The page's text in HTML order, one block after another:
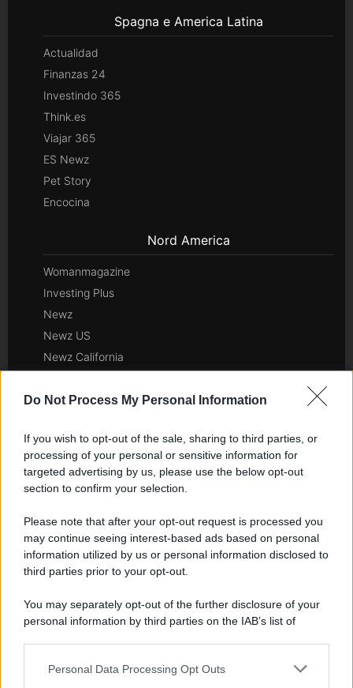
Do Not Process My Personal Information
If you wish to opt-out of the sale, sharing to third parties, or
processing of your personal or sensitive information for
targeted advertising by us, please use the below opt-out
section to confirm your selection.
Please note that after your opt-out request is processed you
may continue seeing interest-based ads based on personal
information utilized by us or personal information disclosed to
third parties prior to your opt-out.
You may separately opt-out of the further disclosure of your
personal information by third parties on the IAB’s list of
This information may also be disclosed by us to third parties
Personal Data Processing Opt Outs
Spagna e America Latina
Actualidad
Finanzas 24
Investindo 365
Think.es
Viajar 365
ES Newz
Pet Story
Encocina
Nord America
Womanmagazine
Investing Plus
Newz
Newz US
Newz California
Newz Florida
Newz Pennsylvania
Newz Illinois
Newz Ohio
Hig Tech Mag
Scoop Mag
Lgbtqia News
Day Travel 365
SecondHomeMagazine